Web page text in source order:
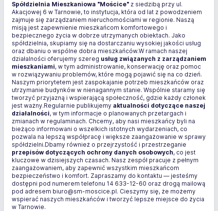
Spółdzielnia Mieszkaniowa "Mościce" z siedzibą przy ul.
Akacjowej 6 w Tarnowie, to instytucja, która od lat z powodzeniem
zajmuje się zarządzaniem nieruchomościami w regionie. Naszą
misją jest zapewnienie mieszkańcom komfortowego i
bezpiecznego życia w dobrze utrzymanych obiektach. Jako
spółdzielnia, skupiamy się na dostarczaniu wysokiej jakości usług
oraz dbaniu o wspólne dobra mieszkańców.W ramach naszej
działalności oferujemy szereg usług związanych z zarządzaniem
mieszkaniami, w tym administrowanie, konserwację oraz pomoc
w rozwiązywaniu problemów, które mogą pojawić się na co dzień.
Naszym priorytetem jest zaspokajanie potrzeb mieszkańców oraz
utrzymanie budynków w nienagannym stanie. Wspólnie staramy się
tworzyć przyjazną i wspierającą społeczność, gdzie każdy członek
jest ważny.Regularnie publikujemy aktualności dotyczące naszej
działalności, w tym informacje o planowanych przetargach i
zmianach w regulaminach. Chcemy, aby nasi mieszkańcy byli na
bieżąco informowani o wszelkich istotnych wydarzeniach, co
pozwala na lepszą współpracę i większe zaangażowanie w sprawy
spółdzielni.Dbamy również o przejrzystość i przestrzeganie
przepisów dotyczących ochrony danych osobowych, co jest
kluczowe w dzisiejszych czasach. Nasz zespół pracuje z pełnym
zaangażowaniem, aby zapewnić wszystkim mieszkańcom
bezpieczeństwo i komfort. Zapraszamy do kontaktu — jesteśmy
dostępni pod numerem telefonu 14 633-12-60 oraz drogą mailową
pod adresem biuro@sm-moscice.pl. Cieszymy się, że możemy
wspierać naszych mieszkańców i tworzyć lepsze miejsce do życia
w Tarnowie.